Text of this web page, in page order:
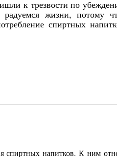
к трезвости по
жизни, потому
спиртных
спиртных напитков. К ним